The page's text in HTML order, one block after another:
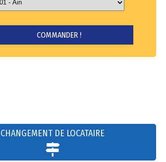
CHANGEMENT DE LOCATAIRE